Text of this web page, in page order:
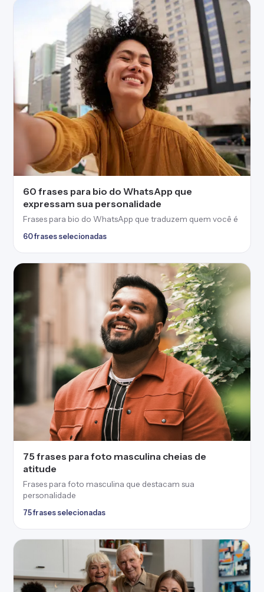
60 frases para bio do WhatsApp que
expressam sua personalidade
Frases para bio do WhatsApp que traduzem quem você é
60 frases selecionadas
75 frases para foto masculina cheias de
atitude
Frases para foto masculina que destacam sua
personalidade
75 frases selecionadas